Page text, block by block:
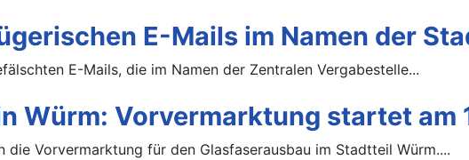
E-Mails im Namen der
E-Mails, die im Namen der Zentralen Vergabestelle...
Würm: Vorvermarktung startet am
Vorvermarktung für den Glasfaserausbau im Stadtteil Würm....